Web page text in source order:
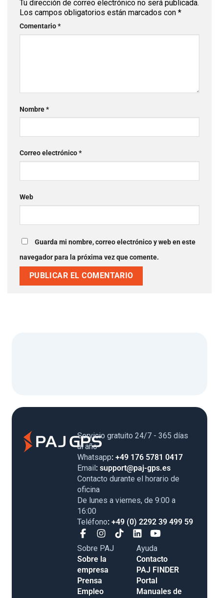
Tu dirección de correo electrónico no será publicada.
Los campos obligatorios están marcados con *
Comentario*
Nombre*
Correo electrónico*
Web
Guarda mi nombre, correo electrónico y web en este
navegador para la próxima vez que comente.
Servicio gratuito 24/7 - 365 días
al año
Whatsapp: +49 176 5781 0417
Email : support@paj-gps.es
Contacto durante el horario de
oficina
De lunes a viernes, de 9:00 a
16:00
Teléfono: +49 (0) 2292 39 499 59
Sobre PAJ
Sobre la
empresa
Prensa
Empleo
Ayuda
Contacto
PAJ FINDER
Portal
Manuales de